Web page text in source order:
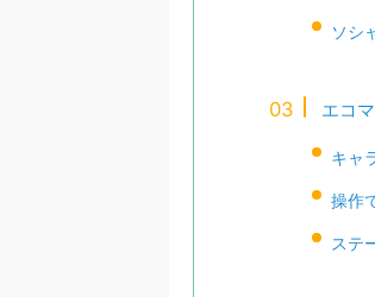
ソシ
エコ
キャ
操作
ステ